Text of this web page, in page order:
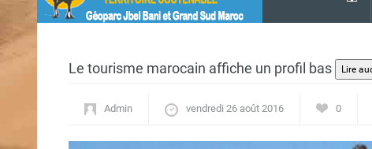
Le tourisme marocain affiche un profil bas
Admin vendredi 26 août 2016 0